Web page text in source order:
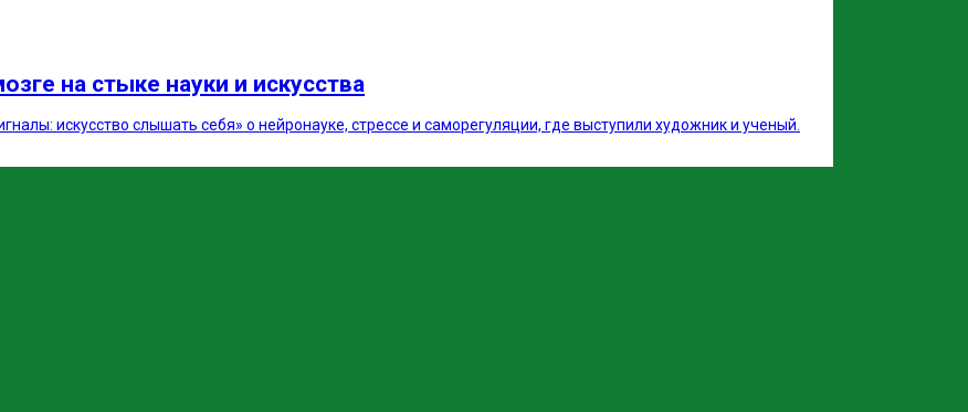
на стыке науки и искусства
искусство слышать себя» о нейронауке, стрессе и саморегуляции, где выступили художник и ученый.